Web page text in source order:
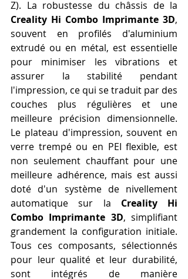
Creality Hi Combo Imprimante 3D,
souvent en profilés d'aluminium
extrudé ou en métal, est essentielle
pour minimiser les vibrations et
assurer la stabilité pendant
l'impression, ce qui se traduit par des
couches plus régulières et une
meilleure précision dimensionnelle.
Le plateau d'impression, souvent en
verre trempé ou en PEI flexible, est
non seulement chauffant pour une
meilleure adhérence, mais est aussi
doté d'un système de nivellement
automatique sur la Creality Hi
Combo Imprimante 3D, simplifiant
grandement la configuration initiale.
Tous ces composants, sélectionnés
pour leur qualité et leur durabilité,
sont intégrés de manière